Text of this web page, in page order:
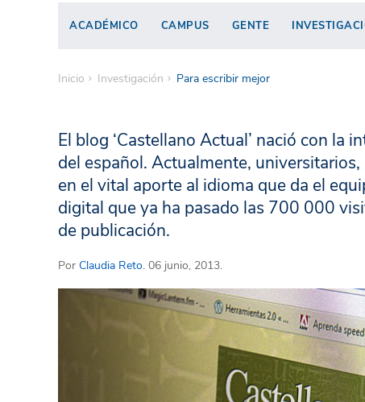
ACADÉMICO CAMPUS GENTE
Inicio Investigación Para escribir mejor
El blog ‘Castellano Actual’ nació con la
del español. Actualmente,
en el vital aporte al idioma que da el
digital que ya ha pasado las 700 000
de publicación.
Por Claudia Reto. 06 junio, 2013.